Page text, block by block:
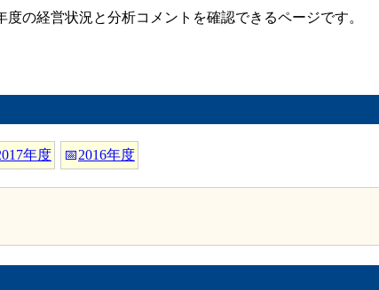
の経営状況と分析コメントを確認できるページです。
年度 📅2016年度